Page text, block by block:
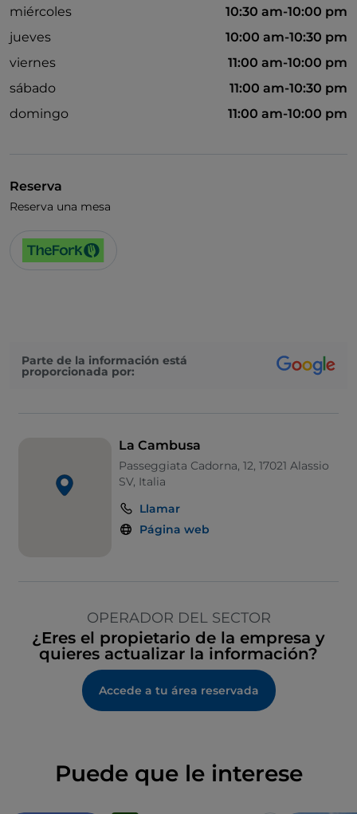
miércoles
10:30 am-10:00 pm
jueves
10:00 am-10:30 pm
viernes
11:00 am-10:00 pm
sábado
11:00 am-10:30 pm
domingo
11:00 am-10:00 pm
Reserva
Reserva una mesa
Parte de la información está
proporcionada por:
La Cambusa
Passeggiata Cadorna, 12, 17021 Alassio
SV, Italia
Llamar
Página web
OPERADOR DEL SECTOR
¿Eres el propietario de la empresa y
quieres actualizar la información?
Accede a tu área reservada
Puede que le interese